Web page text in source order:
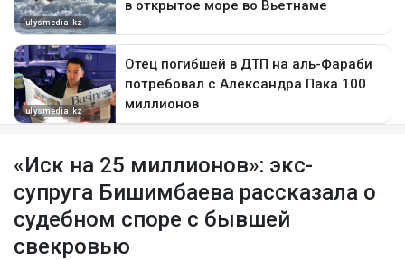
«Иск на 25 миллионов»: экс-
супруга Бишимбаева рассказала о
судебном споре с бывшей
свекровью